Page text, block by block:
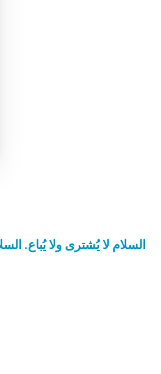
السلام لا يُشترى ولا يُباع.